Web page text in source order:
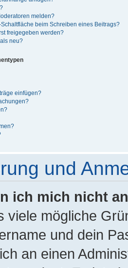
melden?
beim Schreiben eines Beitrags?
freigegeben werden?
neu?
einfügen?
und
ich mich nicht
viele mögliche
und dein
an einen